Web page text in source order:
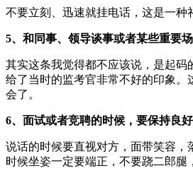
不要立刻、迅速就挂电话，这是一种
5、和同事、领导谈事或者某些重要
其实这条我觉得都不应该说，是起码
给了当时的监考官非常不好的印象
会了。
6、面试或者竞聘的时候，要保持良好
说话的时候要直视对方，面带笑容
时候坐姿一定要端正，不要跷二郎腿